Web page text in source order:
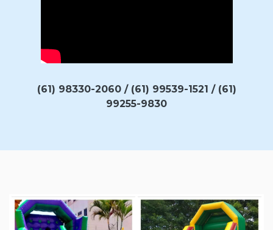
(61) 98330-2060 / (61) 99539-1521 / (61)
99255-9830